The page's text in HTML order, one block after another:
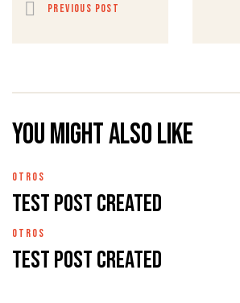
PREVIOUS POST
You might also like
OTROS
Test Post Created
OTROS
Test Post Created